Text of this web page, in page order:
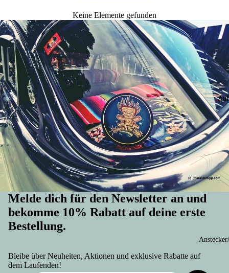
Keine Elemente gefunden
Melde dich für den Newsletter an und
bekomme 10% Rabatt auf deine erste
Bestellung.
Bleibe über Neuheiten, Aktionen und exklusive Rabatte auf
dem Laufenden!
AGB